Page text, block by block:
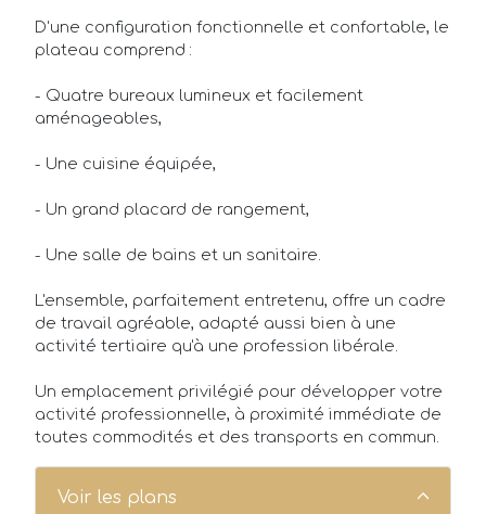
D'une configuration fonctionnelle et confortable, le
plateau comprend :
- Quatre bureaux lumineux et facilement
aménageables,
- Une cuisine équipée,
- Un grand placard de rangement,
- Une salle de bains et un sanitaire.
L'ensemble, parfaitement entretenu, offre un cadre
de travail agréable, adapté aussi bien à une
activité tertiaire qu'à une profession libérale.
Un emplacement privilégié pour développer votre
activité professionnelle, à proximité immédiate de
toutes commodités et des transports en commun.
Voir les plans